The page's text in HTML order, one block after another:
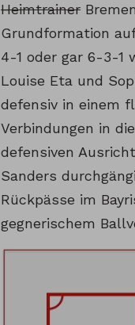
Heimtrainer
Grundformation
4-1 oder gar 6-3-1
Louise Eta und
defensiv in einem
Verbindungen in
defensiven
Sanders
Rückpässe im
gegnerischem